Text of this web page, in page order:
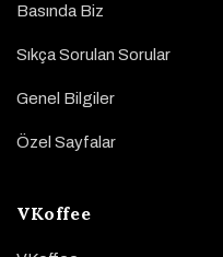
Basında Biz
Sıkça Sorulan Sorular
Genel Bilgiler
Özel Sayfalar
VKoffee